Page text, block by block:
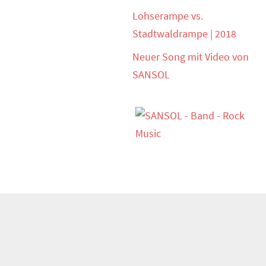
Lohserampe vs.
Stadtwaldrampe | 2018
Neuer Song mit Video von
SANSOL